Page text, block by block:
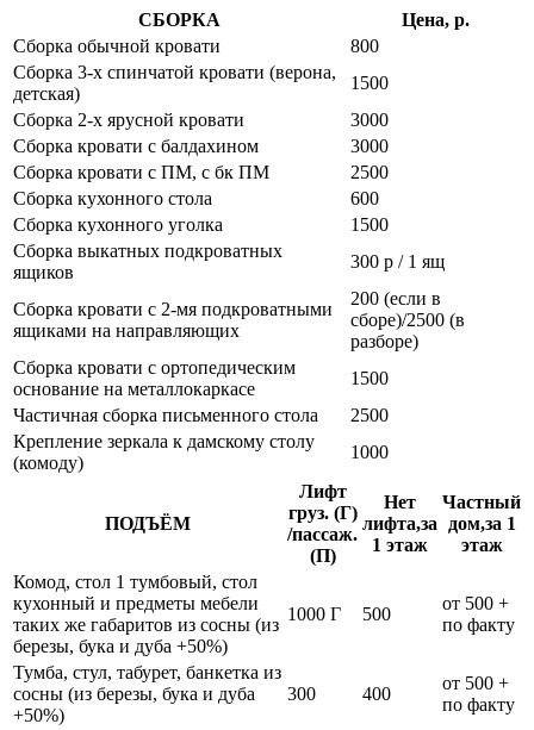
СБОРКА
Цена, р.
Сборка обычной кровати
800
Сборка 3-х спинчатой кровати (верона,
детская)
1500
Сборка 2-х ярусной кровати
3000
Сборка кровати с балдахином
3000
Сборка кровати с ПМ, с бк ПМ
2500
Сборка кухонного стола
600
Сборка кухонного уголка
1500
Сборка выкатных подкроватных
ящиков
300 р / 1 ящ
Сборка кровати с 2-мя подкроватными
ящиками на направляющих
200 (если в
сборе)/2500 (в
разборе)
Сборка кровати с ортопедическим
основание на металлокаркасе
1500
Частичная сборка письменного стола
2500
Крепление зеркала к дамскому столу
(комоду)
1000
ПОДЪЁМ
Лифт
груз. (Г)
/пассаж.
(П)
Нет
лифта,за
1 этаж
Частный
дом,за 1
этаж
Комод, стол 1 тумбовый, стол
кухонный и предметы мебели
таких же габаритов из сосны (из
березы, бука и дуба +50%)
1000 Г 500
от 500 +
по факту
Тумба, стул, табурет, банкетка из
сосны (из березы, бука и дуба
+50%)
300 400
от 500 +
по факту